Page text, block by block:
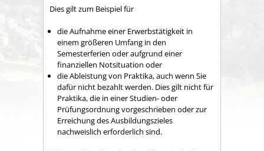
Dies gilt zum Beispiel für
die Aufnahme einer Erwerbstätigkeit in
einem größeren Umfang in den
Semesterferien oder aufgrund einer
finanziellen Notsituation oder
die Ableistung von Praktika, auch wenn Sie
dafür nicht bezahlt werden. Dies gilt nicht für
Praktika, die in einer Studien- oder
Prüfungsordnung vorgeschrieben oder zur
Erreichung des Ausbildungszieles
nachweislich erforderlich sind.